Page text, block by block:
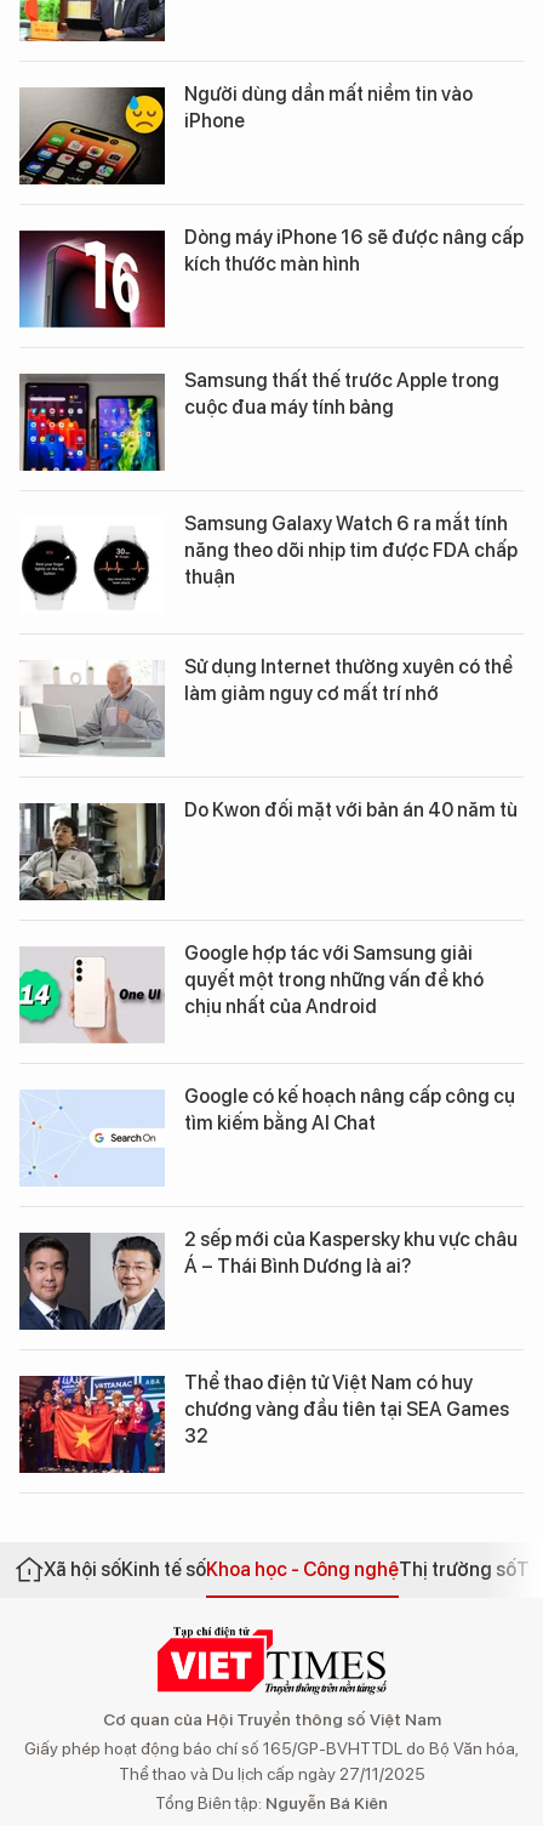
Người dùng dần mất niềm tin vào
iPhone
Dòng máy iPhone 16 sẽ được nâng cấp
kích thước màn hình
Samsung thất thế trước Apple trong
cuộc đua máy tính bảng
Samsung Galaxy Watch 6 ra mắt tính
năng theo dõi nhịp tim được FDA chấp
thuận
Sử dụng Internet thường xuyên có thể
làm giảm nguy cơ mất trí nhớ
Do Kwon đối mặt với bản án 40 năm tù
Google hợp tác với Samsung giải
quyết một trong những vấn đề khó
chịu nhất của Android
Google có kế hoạch nâng cấp công cụ
tìm kiếm bằng AI Chat
2 sếp mới của Kaspersky khu vực châu
Á – Thái Bình Dương là ai?
Thể thao điện tử Việt Nam có huy
chương vàng đầu tiên tại SEA Games
32
Xã hội sốKinh tế sốKhoa học - Công nghệThị trường số
Cơ quan của Hội Truyền thông số Việt Nam
Giấy phép hoạt động báo chí số 165/GP-BVHTTDL do Bộ Văn hóa,
Thể thao và Du lịch cấp ngày 27/11/2025
Tổng Biên tập: Nguyễn Bá Kiên